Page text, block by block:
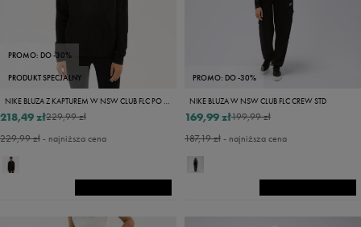
PROMO: DO -30%
PRODUKT SPECJALNY
NIKE BLUZA Z KAPTUREM W NSW CLUB FLC PO HDY STD
229,99 zł
218,49 zł
229,99 zł- najniższa cena
PROMO: DO -30%
NIKE BLUZA W NSW CLUB FLC CREW STD
199,99 zł
169,99 zł
187,19 zł- najniższa cena